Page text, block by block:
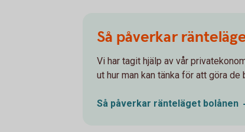
Så påverkar
Vi har tagit hjälp av vår
ut hur man kan tänka för att göra de
Så påverkar ränteläget bolånen